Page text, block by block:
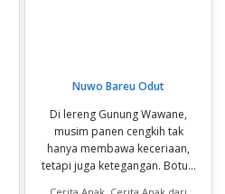
Nuwo Bareu Odut
Di lereng Gunung Wawane,
musim panen cengkih tak
hanya membawa keceriaan,
tetapi juga ketegangan. Botu...